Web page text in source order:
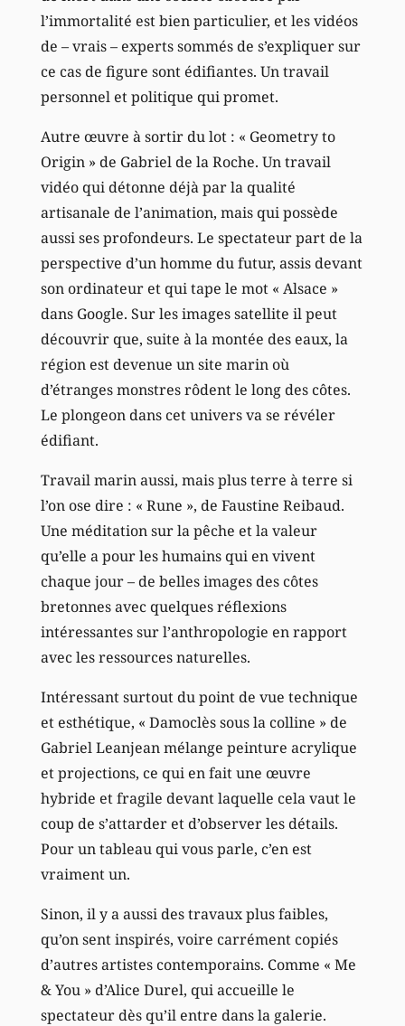
l’immortalité est bien particulier, et les vidéos
de – vrais – experts sommés de s’expliquer sur
ce cas de figure sont édifiantes. Un travail
personnel et politique qui promet.
Autre œuvre à sortir du lot : « Geometry to
Origin » de Gabriel de la Roche. Un travail
vidéo qui détonne déjà par la qualité
artisanale de l’animation, mais qui possède
aussi ses profondeurs. Le spectateur part de la
perspective d’un homme du futur, assis devant
son ordinateur et qui tape le mot « Alsace »
dans Google. Sur les images satellite il peut
découvrir que, suite à la montée des eaux, la
région est devenue un site marin où
d’étranges monstres rôdent le long des côtes.
Le plongeon dans cet univers va se révéler
édifiant.
Travail marin aussi, mais plus terre à terre si
l’on ose dire : « Rune », de Faustine Reibaud.
Une méditation sur la pêche et la valeur
qu’elle a pour les humains qui en vivent
chaque jour – de belles images des côtes
bretonnes avec quelques réflexions
intéressantes sur l’anthropologie en rapport
avec les ressources naturelles.
Intéressant surtout du point de vue technique
et esthétique, « Damoclès sous la colline » de
Gabriel Leanjean mélange peinture acrylique
et projections, ce qui en fait une œuvre
hybride et fragile devant laquelle cela vaut le
coup de s’attarder et d’observer les détails.
Pour un tableau qui vous parle, c’en est
vraiment un.
Sinon, il y a aussi des travaux plus faibles,
qu’on sent inspirés, voire carrément copiés
d’autres artistes contemporains. Comme « Me
& You » d’Alice Durel, qui accueille le
spectateur dès qu’il entre dans la galerie.